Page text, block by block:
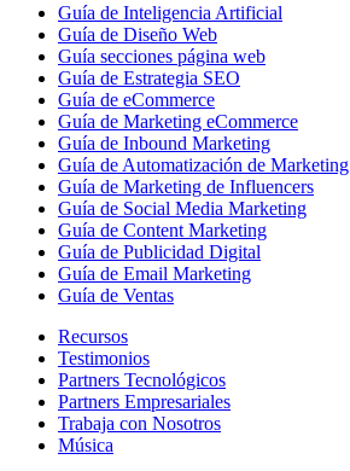
Guía de Inteligencia Artificial
Guía de Diseño Web
Guía secciones página web
Guía de Estrategia SEO
Guía de eCommerce
Guía de Marketing eCommerce
Guía de Inbound Marketing
Guía de Automatización de Marketing
Guía de Marketing de Influencers
Guía de Social Media Marketing
Guía de Content Marketing
Guía de Publicidad Digital
Guía de Email Marketing
Guía de Ventas
Recursos
Testimonios
Partners Tecnológicos
Partners Empresariales
Trabaja con Nosotros
Música